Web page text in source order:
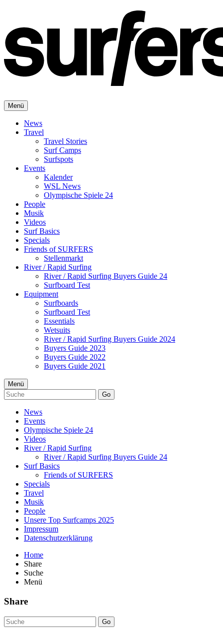
Menü
News
Travel
Travel Stories
Surf Camps
Surfspots
Events
Kalender
WSL News
Olympische Spiele 24
People
Musik
Videos
Surf Basics
Specials
Friends of SURFERS
Stellenmarkt
River / Rapid Surfing
River / Rapid Surfing Buyers Guide 24
Surfboard Test
Equipment
Surfboards
Surfboard Test
Essentials
Wetsuits
River / Rapid Surfing Buyers Guide 2024
Buyers Guide 2023
Buyers Guide 2022
Buyers Guide 2021
Menü
Go
News
Events
Olympische Spiele 24
Videos
River / Rapid Surfing
River / Rapid Surfing Buyers Guide 24
Surf Basics
Friends of SURFERS
Specials
Travel
Musik
People
Unsere Top Surfcamps 2025
Impressum
Datenschutzerklärung
Home
Share
Suche
Menü
Share
Go